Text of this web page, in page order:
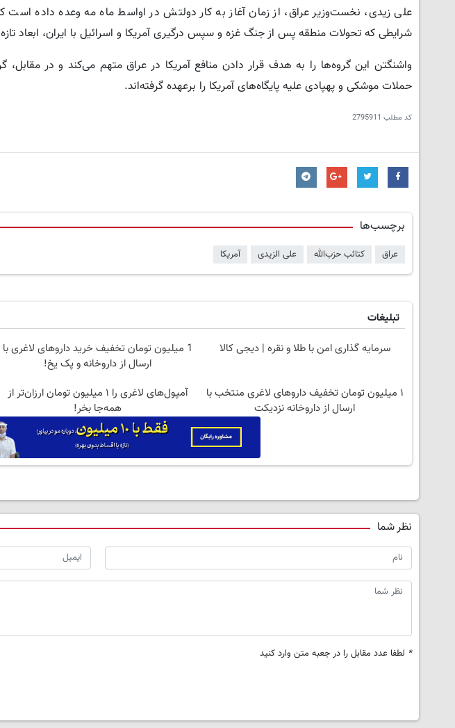
علی زیدی، نخست‌وزیر عراق، از زمان آغاز به کار دولتش در اواسط ماه مه وعده داده
شرایطی که تحولات منطقه پس از جنگ غزه و سپس درگیری آمریکا و اسرائیل با ایران، ابعاد
واشنگتن این گروه‌ها را به هدف قرار دادن منافع آمریکا در عراق متهم می‌کند و در
حملات موشکی و پهپادی علیه پایگاه‌های آمریکا را برعهده گرفته‌اند.
کد مطلب 2795911
برچسب‌ها
عراق کتائب حزب‌الله علی الزیدی آمریکا
تبلیغات
سرمایه گذاری امن با طلا و نقره | دیجی کالا
1 میلیون تومان تخفیف خرید داروهای لاغری با
ارسال از داروخانه و پک یخ!
۱ میلیون تومان تخفیف داروهای لاغری منتخب با
ارسال از داروخانه نزدیکت
آمپول‌های لاغری را ۱ میلیون تومان ارزان‌تر از
همه‌جا بخر!
نظر شما
* لطفا عدد مقابل را در جعبه متن وارد کنید